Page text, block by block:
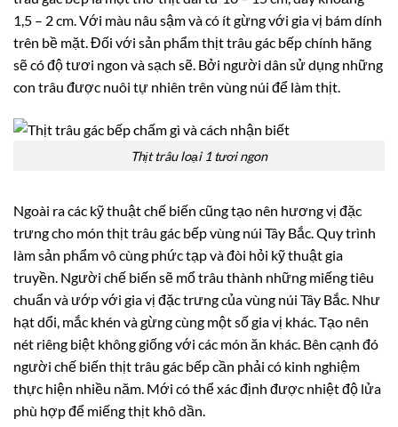
1,5 – 2 cm. Với màu nâu sậm và có ít gừng với gia vị bám dính
trên bề mặt. Đối với sản phẩm thịt trâu gác bếp chính hãng
sẽ có độ tươi ngon và sạch sẽ. Bởi người dân sử dụng những
con trâu được nuôi tự nhiên trên vùng núi để làm thịt.
Thịt trâu loại 1 tươi ngon
Ngoài ra các kỹ thuật chế biến cũng tạo nên hương vị đặc
trưng cho món thịt trâu gác bếp vùng núi Tây Bắc. Quy trình
làm sản phẩm vô cùng phức tạp và đòi hỏi kỹ thuật gia
truyền. Người chế biến sẽ mổ trâu thành những miếng tiêu
chuẩn và ướp với gia vị đặc trưng của vùng núi Tây Bắc. Như
hạt dổi, mắc khén và gừng cùng một số gia vị khác. Tạo nên
nét riêng biệt không giống với các món ăn khác. Bên cạnh đó
người chế biến thịt trâu gác bếp cần phải có kinh nghiệm
thực hiện nhiều năm. Mới có thể xác định được nhiệt độ lửa
phù hợp để miếng thịt khô dần.